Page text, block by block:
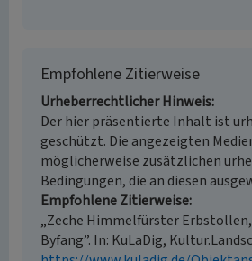
Empfohlene Zitierweise
Urheberrechtlicher Hinweis
Der hier präsentierte Inhalt ist
geschützt. Die angezeigten
möglicherweise zusätzlichen
Bedingungen, die an diesen
Empfohlene Zitierweise
„Zeche Himmelfürster
Byfang”. In: KuLaDig,